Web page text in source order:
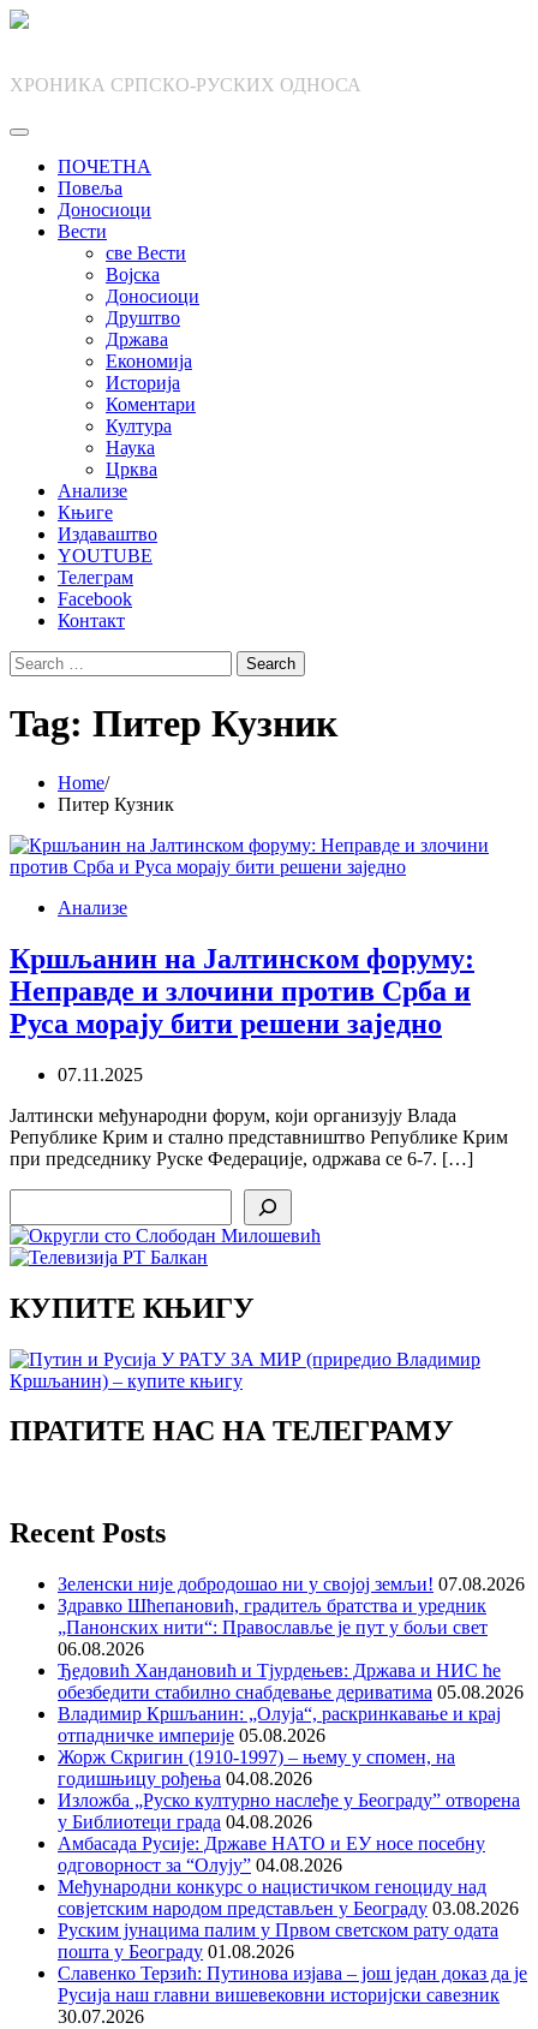
Skip
ХРОНИКА СРПСКО-РУСКИХ ОДНОСА
ПОЧЕТНА
Повеља
Доносиоци
Вести
све Вести
Војска
Доносиоци
Друштво
Држава
Економија
Историја
Коментари
Култура
Наука
Црква
Анализе
Књиге
Издаваштво
YOUTUBE
Телеграм
Facebook
Контакт
Search
for:
Tag: Питер Кузник
Home
Питер Кузник
Анализе
Кршљанин на Јалтинском форуму:
Неправде и злочини против Срба и
Руса морају бити решени заједно
07.11.2025
Јалтински међународни форум, који организују Влада
Републике Крим и стално представништво Републике Крим
при председнику Руске Федерације, одржава се 6-7. […]
КУПИТЕ КЊИГУ
ПРАТИТЕ НАС НА ТЕЛЕГРАМУ
Recent Posts
Зеленски није добродошао ни у својој земљи! 07.08.2026
Здравко Шћепановић, градитељ братства и уредник
„Панонских нити“: Православље је пут у бољи свет
06.08.2026
Ђедовић Хандановић и Тјурдењев: Држава и НИС ће
обезбедити стабилно снабдевање дериватима 05.08.2026
Владимир Кршљанин: „Олуја“, раскринкавање и крај
отпадничке империје 05.08.2026
Жорж Скригин (1910-1997) – њему у спомен, на
годишњицу рођења 04.08.2026
Изложба „Руско културно наслеђе у Београду” отворена
у Библиотеци града 04.08.2026
Амбасада Русије: Државе НАТО и ЕУ носе посебну
одговорност за “Олују” 04.08.2026
Међународни конкурс о нацистичком геноциду над
совјетским народом представљен у Београду 03.08.2026
Руским јунацима палим у Првом светском рату одата
пошта у Београду 01.08.2026
Славенко Терзић: Путинова изјава – још један доказ да је
Русија наш главни вишевековни историјски савезник
30.07.2026